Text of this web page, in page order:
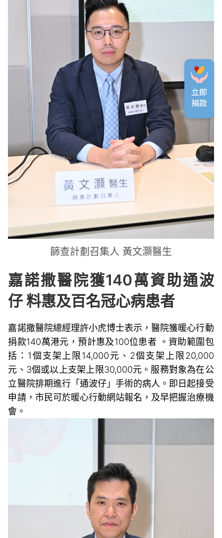
篩查計劃召集人 黃文灝醫生
嘉諾撒醫院獲140萬資助通波
仔 料惠及百名冠心病患者
嘉諾撒醫院總經理許小虎博士表示，醫院獲暖心行動
捐款140萬港元，預計惠及100位患者 。資助範圍包
括：1個支架上限14,000元、2個支架上限20,000
元、3個或以上支架上限30,000元。服務對象為在公
立醫院排期進行「通波仔」手術的病人。即日起接受
申請，市民可於暖心行動網站報名，及早把握治療機
會。
立即
捐款